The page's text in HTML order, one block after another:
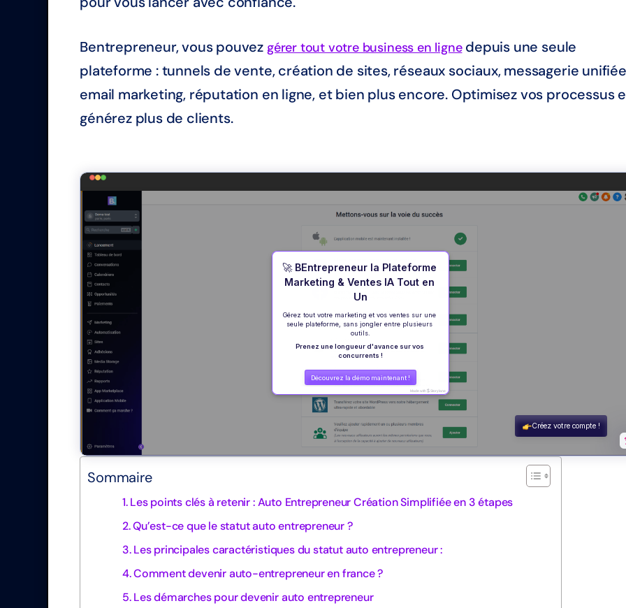
Bentrepreneur, vous pouvez gérer tout votre business en lignedepuis une seule
plateforme : tunnels de vente, création de sites, réseaux sociaux, messagerie
email marketing, réputation en ligne, et bien plus encore. Optimisez vos processus
générez plus de clients.
Sommaire
Les points clés à retenir : Auto Entrepreneur Création Simplifiée en 3 étapes
Qu’est-ce que le statut auto entrepreneur ?
Les principales caractéristiques du statut auto entrepreneur :
Comment devenir auto-entrepreneur en france ?
Les démarches pour devenir auto entrepreneur